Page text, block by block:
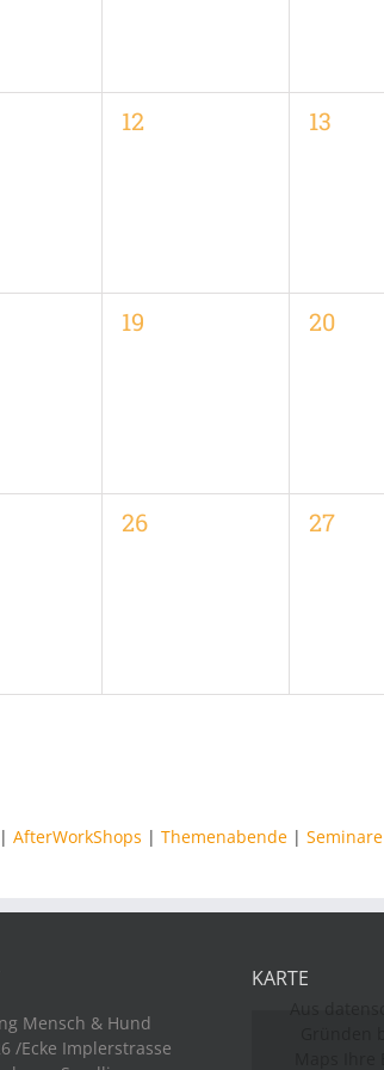
0
12
0
13
0
19
0
20
0
26
0
27
| AfterWorkShops | Themenabende | Seminare
Mensch & Hund
/Ecke Implerstrasse
KARTE